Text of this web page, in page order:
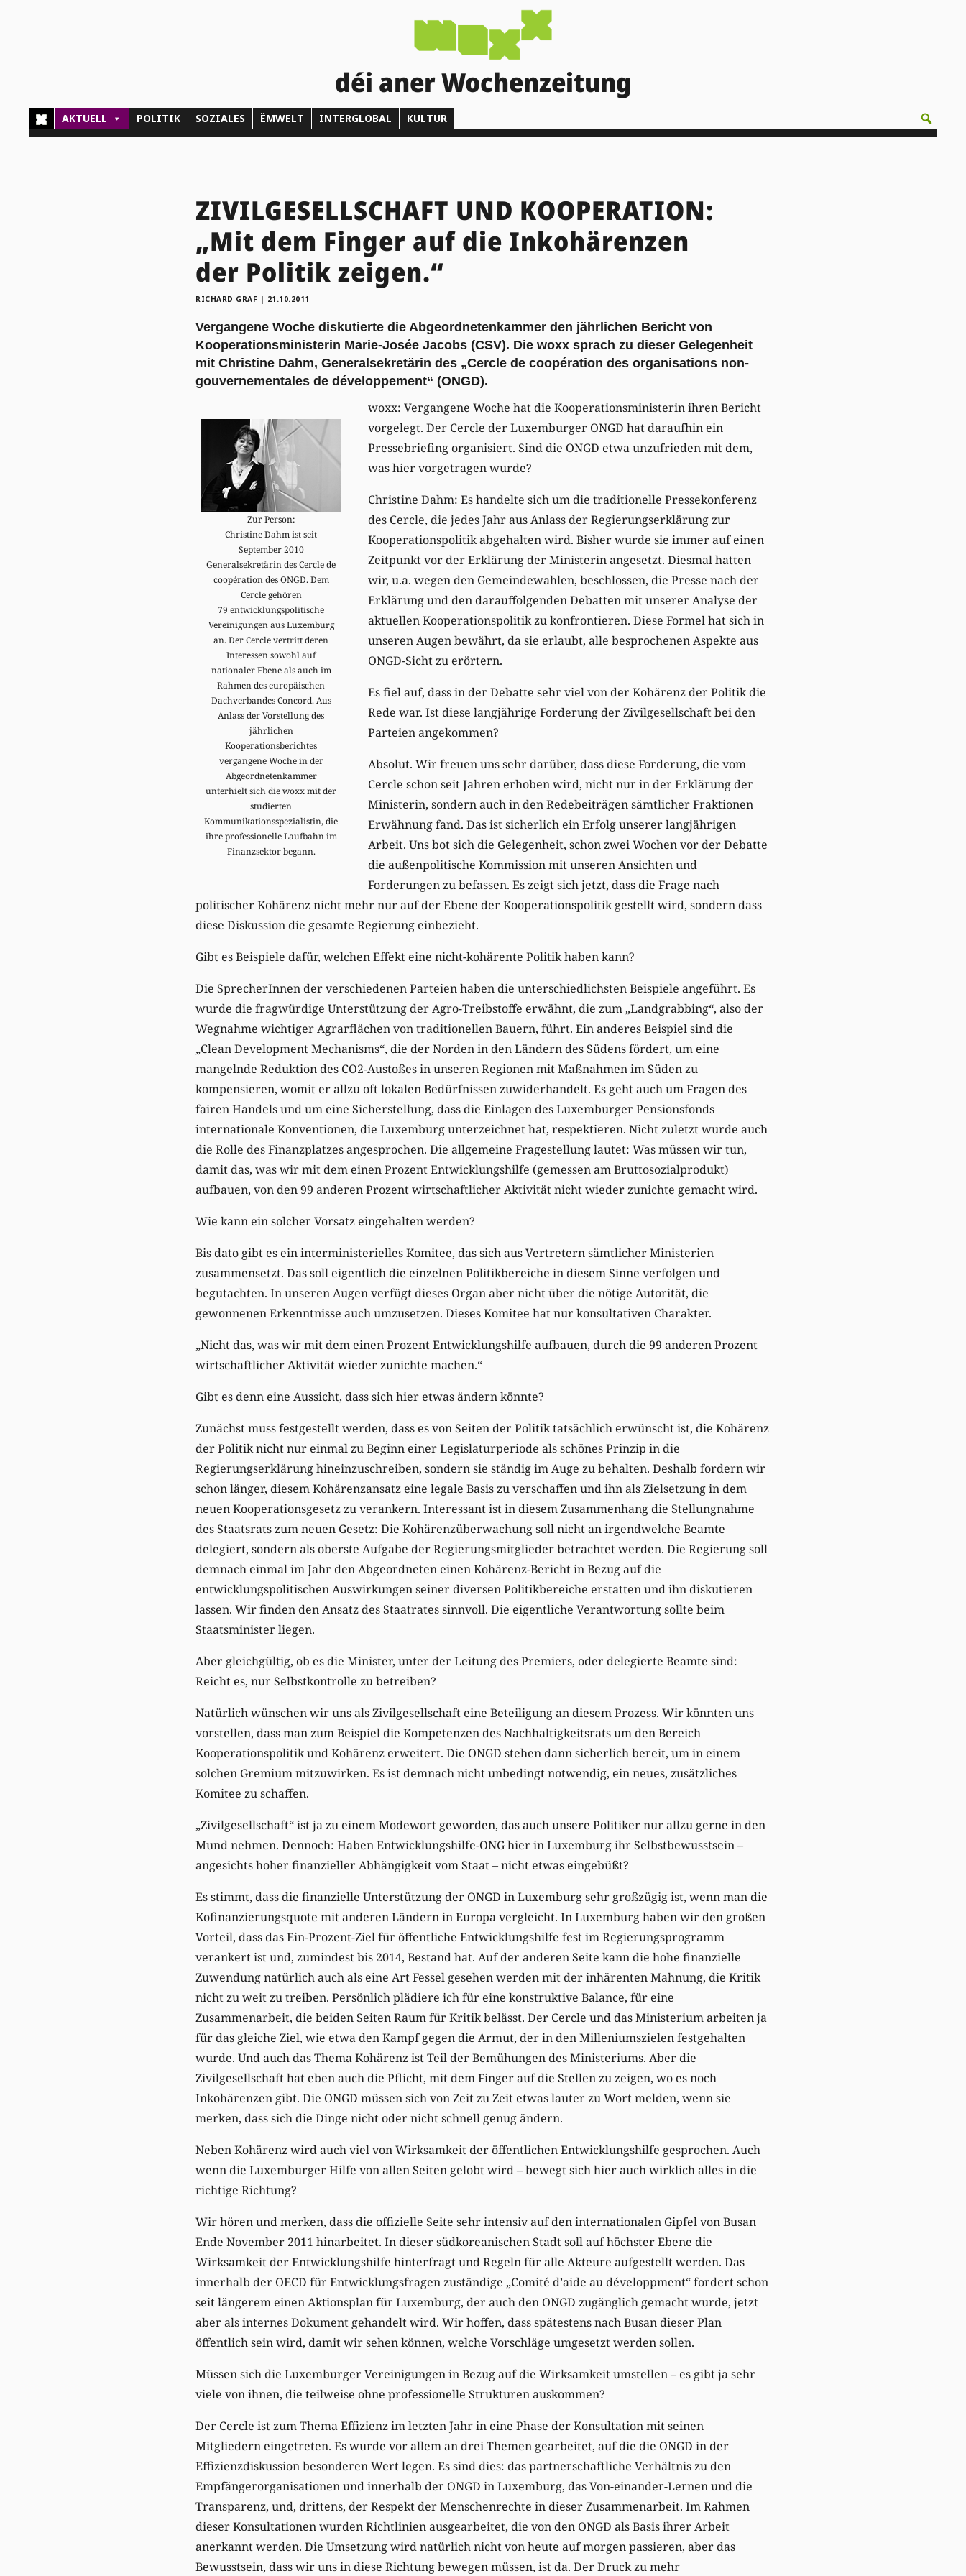
déi aner Wochenzeitung
AKTUELL POLITIK SOZIALES ËMWELT INTERGLOBAL KULTUR
ZIVILGESELLSCHAFT UND KOOPERATION:
„Mit dem Finger auf die Inkohärenzen
der Politik zeigen.“
RICHARD GRAF | 21.10.2011
Vergangene Woche diskutierte die Abgeordnetenkammer den jährlichen Bericht von
Kooperationsministerin Marie-Josée Jacobs (CSV). Die woxx sprach zu dieser Gelegenheit
mit Christine Dahm, Generalsekretärin des „Cercle de coopération des organisations non-
gouvernementales de développement“ (ONGD).
Zur Person:
Christine Dahm ist seit
September 2010
Generalsekretärin des Cercle de
coopération des ONGD. Dem
Cercle gehören
79 entwicklungspolitische
Vereinigungen aus Luxemburg
an. Der Cercle vertritt deren
Interessen sowohl auf
nationaler Ebene als auch im
Rahmen des europäischen
Dachverbandes Concord. Aus
Anlass der Vorstellung des
jährlichen
Kooperationsberichtes
vergangene Woche in der
Abgeordnetenkammer
unterhielt sich die woxx mit der
studierten
Kommunikationsspezialistin, die
ihre professionelle Laufbahn im
Finanzsektor begann.
woxx: Vergangene Woche hat die Kooperationsministerin ihren Bericht
vorgelegt. Der Cercle der Luxemburger ONGD hat daraufhin ein
Pressebriefing organisiert. Sind die ONGD etwa unzufrieden mit dem,
was hier vorgetragen wurde?
Christine Dahm: Es handelte sich um die traditionelle Pressekonferenz
des Cercle, die jedes Jahr aus Anlass der Regierungserklärung zur
Kooperationspolitik abgehalten wird. Bisher wurde sie immer auf einen
Zeitpunkt vor der Erklärung der Ministerin angesetzt. Diesmal hatten
wir, u.a. wegen den Gemeindewahlen, beschlossen, die Presse nach der
Erklärung und den darauffolgenden Debatten mit unserer Analyse der
aktuellen Kooperationspolitik zu konfrontieren. Diese Formel hat sich in
unseren Augen bewährt, da sie erlaubt, alle besprochenen Aspekte aus
ONGD-Sicht zu erörtern.
Es fiel auf, dass in der Debatte sehr viel von der Kohärenz der Politik die
Rede war. Ist diese langjährige Forderung der Zivilgesellschaft bei den
Parteien angekommen?
Absolut. Wir freuen uns sehr darüber, dass diese Forderung, die vom
Cercle schon seit Jahren erhoben wird, nicht nur in der Erklärung der
Ministerin, sondern auch in den Redebeiträgen sämtlicher Fraktionen
Erwähnung fand. Das ist sicherlich ein Erfolg unserer langjährigen
Arbeit. Uns bot sich die Gelegenheit, schon zwei Wochen vor der Debatte
die außenpolitische Kommission mit unseren Ansichten und
Forderungen zu befassen. Es zeigt sich jetzt, dass die Frage nach
politischer Kohärenz nicht mehr nur auf der Ebene der Kooperationspolitik gestellt wird, sondern dass
diese Diskussion die gesamte Regierung einbezieht.
Gibt es Beispiele dafür, welchen Effekt eine nicht-kohärente Politik haben kann?
Die SprecherInnen der verschiedenen Parteien haben die unterschiedlichsten Beispiele angeführt. Es
wurde die fragwürdige Unterstützung der Agro-Treibstoffe erwähnt, die zum „Landgrabbing“, also der
Wegnahme wichtiger Agrarflächen von traditionellen Bauern, führt. Ein anderes Beispiel sind die
„Clean Development Mechanisms“, die der Norden in den Ländern des Südens fördert, um eine
mangelnde Reduktion des CO2-Austoßes in unseren Regionen mit Maßnahmen im Süden zu
kompensieren, womit er allzu oft lokalen Bedürfnissen zuwiderhandelt. Es geht auch um Fragen des
fairen Handels und um eine Sicherstellung, dass die Einlagen des Luxemburger Pensionsfonds
internationale Konventionen, die Luxemburg unterzeichnet hat, respektieren. Nicht zuletzt wurde auch
die Rolle des Finanzplatzes angesprochen. Die allgemeine Fragestellung lautet: Was müssen wir tun,
damit das, was wir mit dem einen Prozent Entwicklungshilfe (gemessen am Bruttosozialprodukt)
aufbauen, von den 99 anderen Prozent wirtschaftlicher Aktivität nicht wieder zunichte gemacht wird.
Wie kann ein solcher Vorsatz eingehalten werden?
Bis dato gibt es ein interministerielles Komitee, das sich aus Vertretern sämtlicher Ministerien
zusammensetzt. Das soll eigentlich die einzelnen Politikbereiche in diesem Sinne verfolgen und
begutachten. In unseren Augen verfügt dieses Organ aber nicht über die nötige Autorität, die
gewonnenen Erkenntnisse auch umzusetzen. Dieses Komitee hat nur konsultativen Charakter.
„Nicht das, was wir mit dem einen Prozent Entwicklungshilfe aufbauen, durch die 99 anderen Prozent
wirtschaftlicher Aktivität wieder zunichte machen.“
Gibt es denn eine Aussicht, dass sich hier etwas ändern könnte?
Zunächst muss festgestellt werden, dass es von Seiten der Politik tatsächlich erwünscht ist, die Kohärenz
der Politik nicht nur einmal zu Beginn einer Legislaturperiode als schönes Prinzip in die
Regierungserklärung hineinzuschreiben, sondern sie ständig im Auge zu behalten. Deshalb fordern wir
schon länger, diesem Kohärenzansatz eine legale Basis zu verschaffen und ihn als Zielsetzung in dem
neuen Kooperationsgesetz zu verankern. Interessant ist in diesem Zusammenhang die Stellungnahme
des Staatsrats zum neuen Gesetz: Die Kohärenzüberwachung soll nicht an irgendwelche Beamte
delegiert, sondern als oberste Aufgabe der Regierungsmitglieder betrachtet werden. Die Regierung soll
demnach einmal im Jahr den Abgeordneten einen Kohärenz-Bericht in Bezug auf die
entwicklungspolitischen Auswirkungen seiner diversen Politikbereiche erstatten und ihn diskutieren
lassen. Wir finden den Ansatz des Staatrates sinnvoll. Die eigentliche Verantwortung sollte beim
Staatsminister liegen.
Aber gleichgültig, ob es die Minister, unter der Leitung des Premiers, oder delegierte Beamte sind:
Reicht es, nur Selbstkontrolle zu betreiben?
Natürlich wünschen wir uns als Zivilgesellschaft eine Beteiligung an diesem Prozess. Wir könnten uns
vorstellen, dass man zum Beispiel die Kompetenzen des Nachhaltigkeitsrats um den Bereich
Kooperationspolitik und Kohärenz erweitert. Die ONGD stehen dann sicherlich bereit, um in einem
solchen Gremium mitzuwirken. Es ist demnach nicht unbedingt notwendig, ein neues, zusätzliches
Komitee zu schaffen.
„Zivilgesellschaft“ ist ja zu einem Modewort geworden, das auch unsere Politiker nur allzu gerne in den
Mund nehmen. Dennoch: Haben Entwicklungshilfe-ONG hier in Luxemburg ihr Selbstbewusstsein –
angesichts hoher finanzieller Abhängigkeit vom Staat – nicht etwas eingebüßt?
Es stimmt, dass die finanzielle Unterstützung der ONGD in Luxemburg sehr großzügig ist, wenn man die
Kofinanzierungsquote mit anderen Ländern in Europa vergleicht. In Luxemburg haben wir den großen
Vorteil, dass das Ein-Prozent-Ziel für öffentliche Entwicklungshilfe fest im Regierungsprogramm
verankert ist und, zumindest bis 2014, Bestand hat. Auf der anderen Seite kann die hohe finanzielle
Zuwendung natürlich auch als eine Art Fessel gesehen werden mit der inhärenten Mahnung, die Kritik
nicht zu weit zu treiben. Persönlich plädiere ich für eine konstruktive Balance, für eine
Zusammenarbeit, die beiden Seiten Raum für Kritik belässt. Der Cercle und das Ministerium arbeiten ja
für das gleiche Ziel, wie etwa den Kampf gegen die Armut, der in den Milleniumszielen festgehalten
wurde. Und auch das Thema Kohärenz ist Teil der Bemühungen des Ministeriums. Aber die
Zivilgesellschaft hat eben auch die Pflicht, mit dem Finger auf die Stellen zu zeigen, wo es noch
Inkohärenzen gibt. Die ONGD müssen sich von Zeit zu Zeit etwas lauter zu Wort melden, wenn sie
merken, dass sich die Dinge nicht oder nicht schnell genug ändern.
Neben Kohärenz wird auch viel von Wirksamkeit der öffentlichen Entwicklungshilfe gesprochen. Auch
wenn die Luxemburger Hilfe von allen Seiten gelobt wird – bewegt sich hier auch wirklich alles in die
richtige Richtung?
Wir hören und merken, dass die offizielle Seite sehr intensiv auf den internationalen Gipfel von Busan
Ende November 2011 hinarbeitet. In dieser südkoreanischen Stadt soll auf höchster Ebene die
Wirksamkeit der Entwicklungshilfe hinterfragt und Regeln für alle Akteure aufgestellt werden. Das
innerhalb der OECD für Entwicklungsfragen zuständige „Comité d’aide au développment“ fordert schon
seit längerem einen Aktionsplan für Luxemburg, der auch den ONGD zugänglich gemacht wurde, jetzt
aber als internes Dokument gehandelt wird. Wir hoffen, dass spätestens nach Busan dieser Plan
öffentlich sein wird, damit wir sehen können, welche Vorschläge umgesetzt werden sollen.
Müssen sich die Luxemburger Vereinigungen in Bezug auf die Wirksamkeit umstellen – es gibt ja sehr
viele von ihnen, die teilweise ohne professionelle Strukturen auskommen?
Der Cercle ist zum Thema Effizienz im letzten Jahr in eine Phase der Konsultation mit seinen
Mitgliedern eingetreten. Es wurde vor allem an drei Themen gearbeitet, auf die die ONGD in der
Effizienzdiskussion besonderen Wert legen. Es sind dies: das partnerschaftliche Verhältnis zu den
Empfängerorganisationen und innerhalb der ONGD in Luxemburg, das Von-einander-Lernen und die
Transparenz, und, drittens, der Respekt der Menschenrechte in dieser Zusammenarbeit. Im Rahmen
dieser Konsultationen wurden Richtlinien ausgearbeitet, die von den ONGD als Basis ihrer Arbeit
anerkannt werden. Die Umsetzung wird natürlich nicht von heute auf morgen passieren, aber das
Bewusstsein, dass wir uns in diese Richtung bewegen müssen, ist da. Der Druck zu mehr